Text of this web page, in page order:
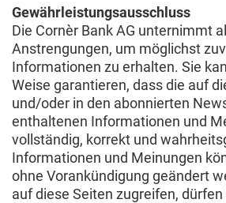
Gewährleistungsausschluss
Die Cornèr Bank AG unternimmt
Anstrengungen, um möglichst
Informationen zu erhalten. Sie
Weise garantieren, dass die auf
und/oder in den abonnierten
enthaltenen Informationen und
vollständig, korrekt und
Informationen und Meinungen
ohne Vorankündigung geändert
auf diese Seiten zugreifen,